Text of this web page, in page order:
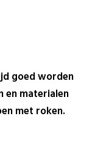
goed worden
en materialen
met roken.